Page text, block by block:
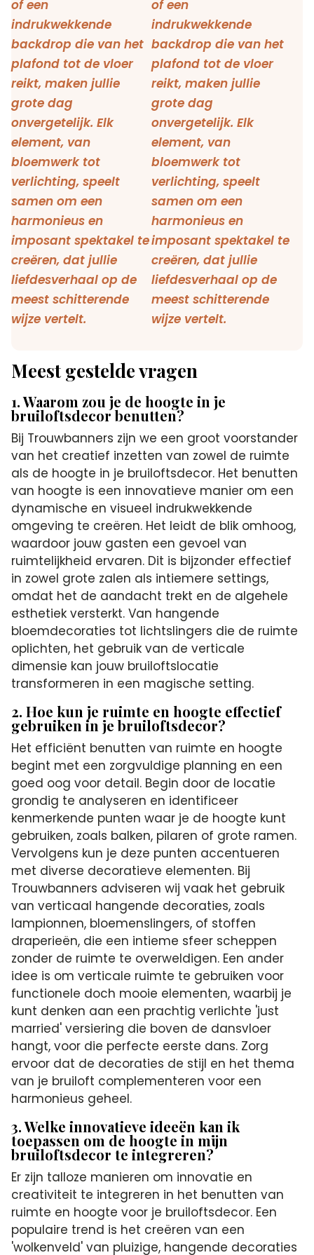
Meest gestelde vragen
1. Waarom zou je de hoogte in je
bruiloftsdecor benutten?
Bij Trouwbanners zijn we een groot voorstander
van het creatief inzetten van zowel de ruimte
als de hoogte in je bruiloftsdecor. Het benutten
van hoogte is een innovatieve manier om een
dynamische en visueel indrukwekkende
omgeving te creëren. Het leidt de blik omhoog,
waardoor jouw gasten een gevoel van
ruimtelijkheid ervaren. Dit is bijzonder effectief
in zowel grote zalen als intiemere settings,
omdat het de aandacht trekt en de algehele
esthetiek versterkt. Van hangende
bloemdecoraties tot lichtslingers die de ruimte
oplichten, het gebruik van de verticale
dimensie kan jouw bruiloftslocatie
transformeren in een magische setting.
2. Hoe kun je ruimte en hoogte effectief
gebruiken in je bruiloftsdecor?
Het efficiënt benutten van ruimte en hoogte
begint met een zorgvuldige planning en een
goed oog voor detail. Begin door de locatie
grondig te analyseren en identificeer
kenmerkende punten waar je de hoogte kunt
gebruiken, zoals balken, pilaren of grote ramen.
Vervolgens kun je deze punten accentueren
met diverse decoratieve elementen. Bij
Trouwbanners adviseren wij vaak het gebruik
van verticaal hangende decoraties, zoals
lampionnen, bloemenslingers, of stoffen
draperieën, die een intieme sfeer scheppen
zonder de ruimte te overweldigen. Een ander
idee is om verticale ruimte te gebruiken voor
functionele doch mooie elementen, waarbij je
kunt denken aan een prachtig verlichte 'just
married' versiering die boven de dansvloer
hangt, voor die perfecte eerste dans. Zorg
ervoor dat de decoraties de stijl en het thema
van je bruiloft complementeren voor een
harmonieus geheel.
3. Welke innovatieve ideeën kan ik
toepassen om de hoogte in mijn
bruiloftsdecor te integreren?
Er zijn talloze manieren om innovatie en
creativiteit te integreren in het benutten van
ruimte en hoogte voor je bruiloftsdecor. Een
populaire trend is het creëren van een
'wolkenveld' van pluizige, hangende decoraties